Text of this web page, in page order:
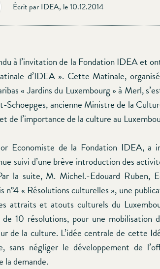
Écrit par IDEA, le 10.12.2014
à l’invitation de la Fondation IDEA et
d’IDEA ». Cette Matinale,
« Jardins du Luxembourg » à Merl,
Schoepges, ancienne Ministre de la
de l’importance de la culture au
Economiste de la Fondation IDEA, a
suivi d’une brève introduction des
la suite, M. Michel.-Edouard Ruben,
n°4 « Résolutions culturelles », une
attraits et atouts culturels du
10 résolutions, pour une mobilisation
de la culture. L’idée centrale de cette
négliger le développement de
la demande.